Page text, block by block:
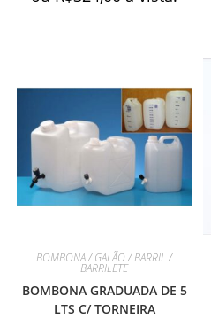
BOMBONA / GALÃO / BARRIL /
BARRILETE
BOMBONA GRADUADA DE 5
LTS C/ TORNEIRA